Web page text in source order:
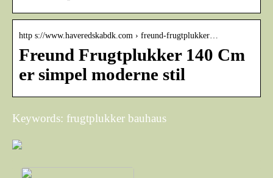
http s://www.haveredskabdk.com › freund-frugtplukker…
Freund Frugtplukker 140 Cm
er simpel moderne stil
Keywords: frugtplukker bauhaus